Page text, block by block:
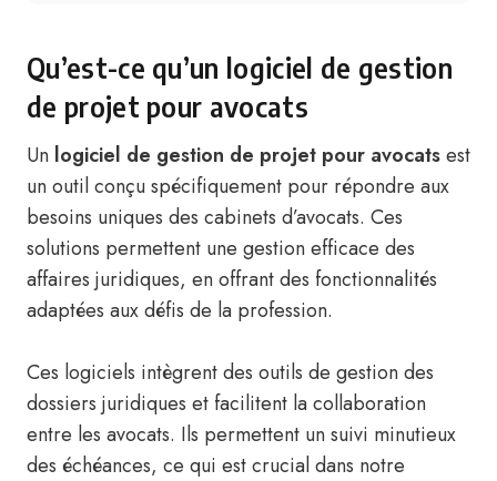
Qu’est-ce qu’un logiciel de gestion
de projet pour avocats
Un logiciel de gestion de projet pour avocatsest
un outil conçu spécifiquement pour répondre aux
besoins uniques des cabinets d’avocats. Ces
solutions permettent une gestion efficace des
affaires juridiques, en offrant des fonctionnalités
adaptées aux défis de la profession.
Ces logiciels intègrent des outils de gestion des
dossiers juridiques et facilitent la collaboration
entre les avocats. Ils permettent un suivi minutieux
des échéances, ce qui est crucial dans notre